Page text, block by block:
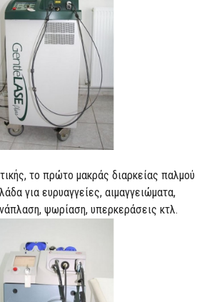
το πρώτο μακράς διαρκείας παλμού
για ευρυαγγείες, αιμαγγειώματα,
ψωρίαση, υπερκεράσεις κτλ.